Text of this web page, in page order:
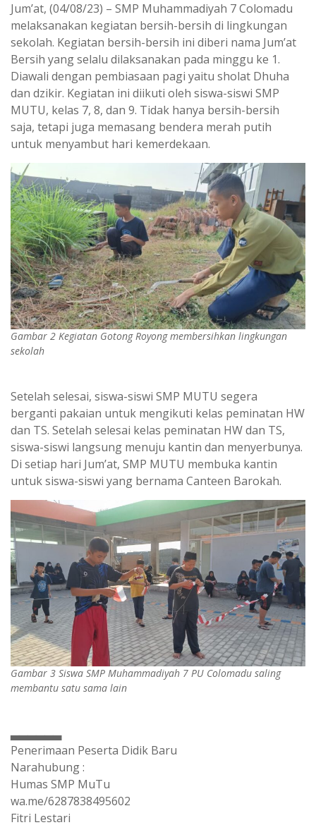
Jum’at, (04/08/23) – SMP Muhammadiyah 7 Colomadu
melaksanakan kegiatan bersih-bersih di lingkungan
sekolah. Kegiatan bersih-bersih ini diberi nama Jum’at
Bersih yang selalu dilaksanakan pada minggu ke 1.
Diawali dengan pembiasaan pagi yaitu sholat Dhuha
dan dzikir. Kegiatan ini diikuti oleh siswa-siswi SMP
MUTU, kelas 7, 8, dan 9. Tidak hanya bersih-bersih
saja, tetapi juga memasang bendera merah putih
untuk menyambut hari kemerdekaan.
Gambar 2 Kegiatan Gotong Royong membersihkan lingkungan
sekolah
Setelah selesai, siswa-siswi SMP MUTU segera
berganti pakaian untuk mengikuti kelas peminatan HW
dan TS. Setelah selesai kelas peminatan HW dan TS,
siswa-siswi langsung menuju kantin dan menyerbunya.
Di setiap hari Jum’at, SMP MUTU membuka kantin
untuk siswa-siswi yang bernama Canteen Barokah.
Gambar 3 Siswa SMP Muhammadiyah 7 PU Colomadu saling
membantu satu sama lain
▃▃▃▃▃▃
Penerimaan Peserta Didik Baru
Narahubung :
Humas SMP MuTu
wa.me/6287838495602
Fitri Lestari